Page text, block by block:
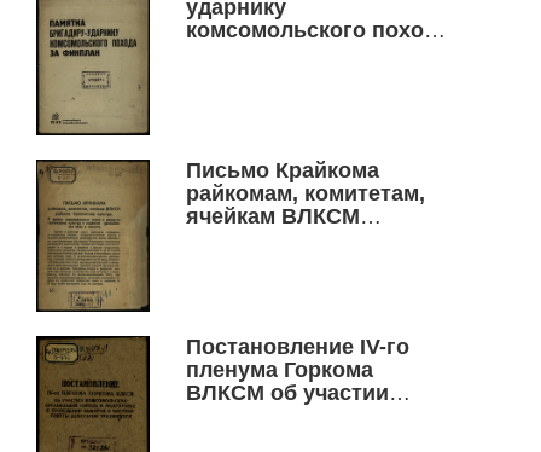
ударнику
комсомольского похода
Письмо Крайкома
райкомам, комитетам,
ячейкам ВЛКСМ
урожайности льна и
конопли
Постановление IV-го
пленума Горкома
ВЛКСМ об участии